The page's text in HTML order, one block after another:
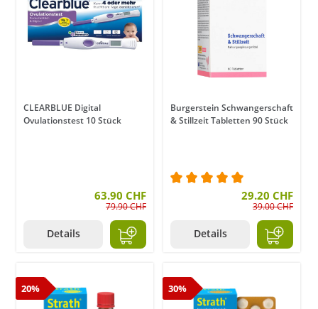
CLEARBLUE Digital
Ovulationstest 10 Stück
63.90 CHF
79.90 CHF
Details
Burgerstein Schwangerschaft
& Stillzeit Tabletten 90 Stück
Durchschnittliche
29.20 CHF
39.00 CHF
Details
20% 30%